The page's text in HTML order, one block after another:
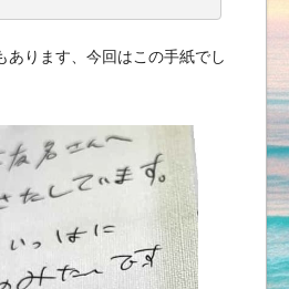
あります、今回はこの手紙でし